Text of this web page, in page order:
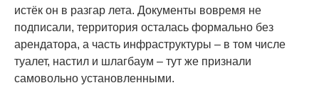
истёк он в разгар лета. Документы вовремя не
подписали, территория осталась формально без
арендатора, а часть инфраструктуры – в том числе
туалет, настил и шлагбаум – тут же признали
самовольно установленными.